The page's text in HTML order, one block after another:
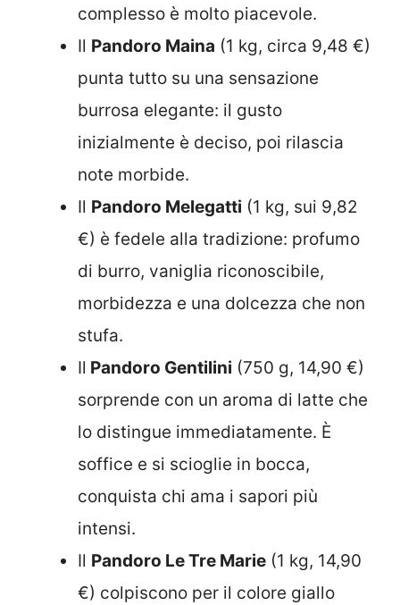
complesso è molto piacevole.
Il Pandoro Maina (1 kg, circa 9,48 €)
punta tutto su una sensazione
burrosa elegante: il gusto
inizialmente è deciso, poi rilascia
note morbide.
Il Pandoro Melegatti (1 kg, sui 9,82
€) è fedele alla tradizione: profumo
di burro, vaniglia riconoscibile,
morbidezza e una dolcezza che non
stufa.
Il Pandoro Gentilini (750 g, 14,90 €)
sorprende con un aroma di latte che
lo distingue immediatamente. È
soffice e si scioglie in bocca,
conquista chi ama i sapori più
intensi.
Il Pandoro Le Tre Marie (1 kg, 14,90
€) colpiscono per il colore giallo